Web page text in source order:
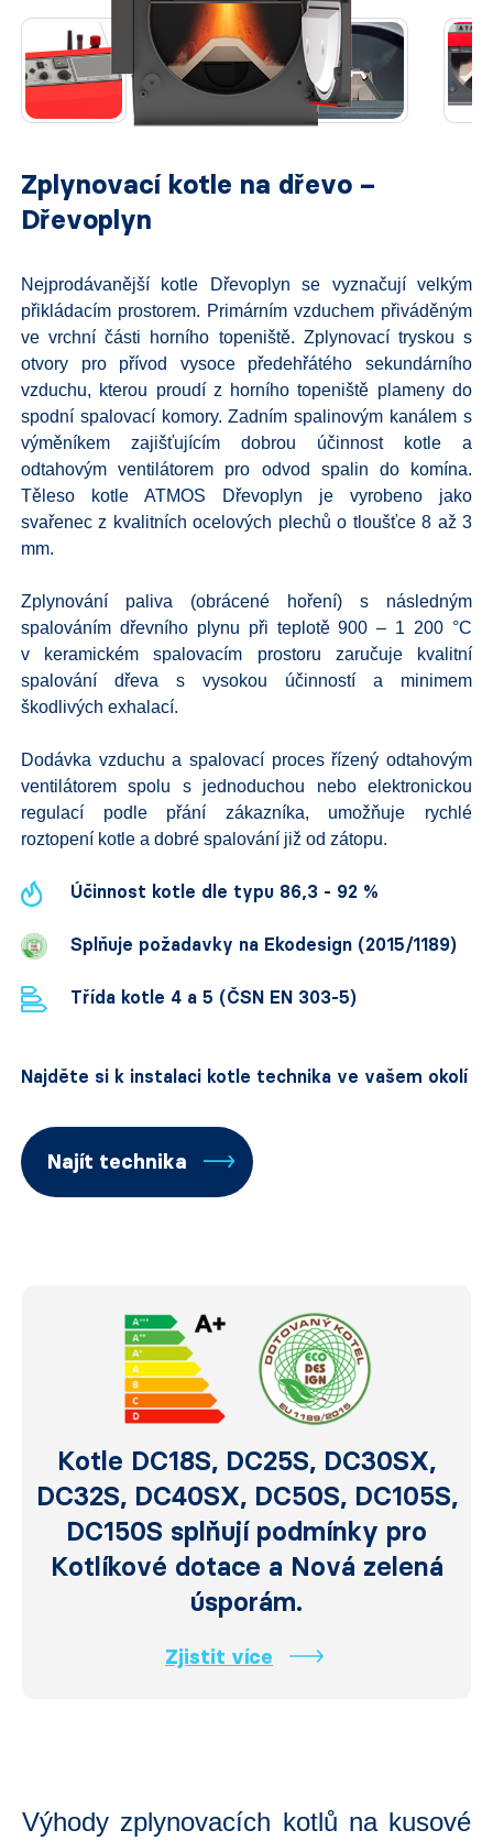
Zplynovací kotle na dřevo –
Dřevoplyn
Nejprodávanější kotle Dřevoplyn se vyznačují velkým
přikládacím prostorem. Primárním vzduchem přiváděným
ve vrchní části horního topeniště. Zplynovací tryskou s
otvory pro přívod vysoce předehřátého sekundárního
vzduchu, kterou proudí z horního topeniště plameny do
spodní spalovací komory. Zadním spalinovým kanálem s
výměníkem zajišťujícím dobrou účinnost kotle a
odtahovým ventilátorem pro odvod spalin do komína.
Těleso kotle ATMOS Dřevoplyn je vyrobeno jako
svařenec z kvalitních ocelových plechů o tloušťce 8 až 3
mm.
Zplynování paliva (obrácené hoření) s následným
spalováním dřevního plynu při teplotě 900 – 1 200 °C
v keramickém spalovacím prostoru zaručuje kvalitní
spalování dřeva s vysokou účinností a minimem
škodlivých exhalací.
Dodávka vzduchu a spalovací proces řízený odtahovým
ventilátorem spolu s jednoduchou nebo elektronickou
regulací podle přání zákazníka, umožňuje rychlé
roztopení kotle a dobré spalování již od zátopu.
Účinnost kotle dle typu 86,3 - 92 %
Splňuje požadavky na Ekodesign (2015/1189)
Třída kotle 4 a 5 (ČSN EN 303-5)
Najděte si k instalaci kotle technika ve vašem okolí
Najít technika
Kotle DC18S, DC25S, DC30SX,
DC32S, DC40SX, DC50S, DC105S,
DC150S splňují podmínky pro
Kotlíkové dotace a Nová zelená
úsporám.
Zjistit více
Výhody zplynovacích kotlů na kusové